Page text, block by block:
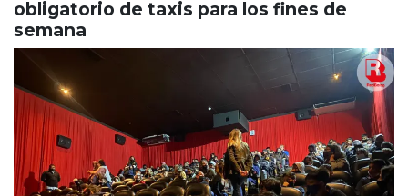
obligatorio de taxis para los fines de
semana